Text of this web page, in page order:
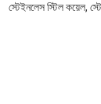
স্টেইনলেস স্টিল কয়েল,